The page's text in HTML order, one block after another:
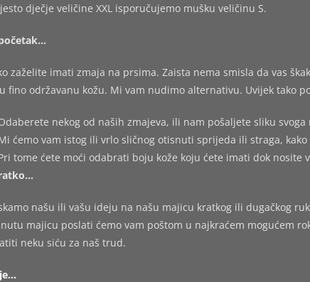
dječje veličine XXL isporučujemo mušku veličinu S.
zaželite imati zmaja na prsima. Zaista nema smisla da vas
fino održavanu kožu. Mi vam nudimo alternativu. Uvijek tako
nekog od naših zmajeva, ili nam pošaljete sliku svoga
ćemo vam istog ili vrlo sličnog otisnuti sprijeda ili straga, kako
tome ćete moći odabrati boju kože koju ćete imati dok nosite
našu ili vašu ideju na našu majicu kratkog ili dugačkog
majicu poslati ćemo vam poštom u najkraćem mogućem
neku siću za naš trud.